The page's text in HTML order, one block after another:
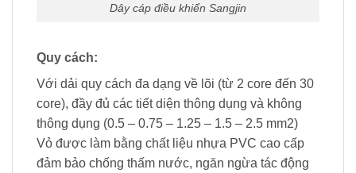
Dây cáp điều khiển Sangjin
Quy cách:
Với dải quy cách đa dạng về lõi (từ 2 core đến 30
core), đầy đủ các tiết diện thông dụng và không
thông dụng (0.5 – 0.75 – 1.25 – 1.5 – 2.5 mm2)
Vỏ được làm bằng chất liệu nhựa PVC cao cấp
đảm bảo chống thấm nước, ngăn ngừa tác động